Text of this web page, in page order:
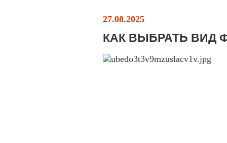
27.08.2025
КАК ВЫБРАТЬ ВИД